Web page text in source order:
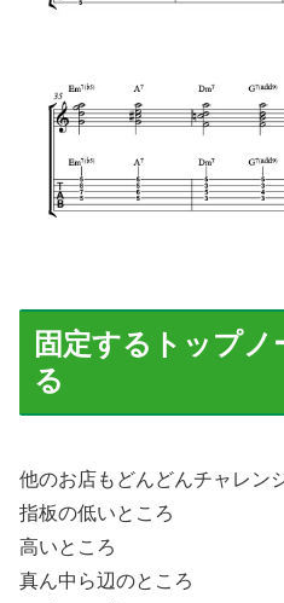
固定するトップ
る
他のお店もどんどんチャレン
指板の低いところ
高いところ
真ん中ら辺のところ